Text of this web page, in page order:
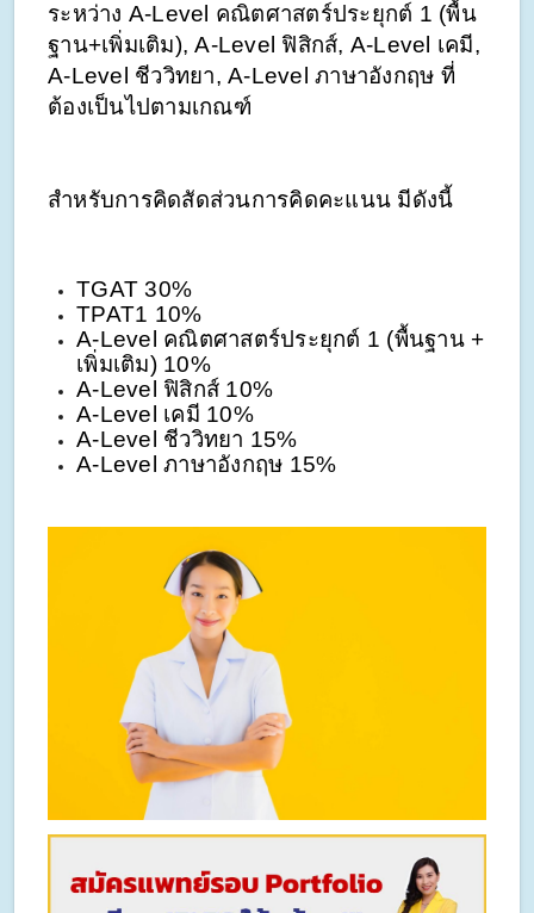
ระหว่าง A-Level คณิตศาสตร์ประยุกต์ 1 (พื้น
ฐาน+เพิ่มเติม), A-Level ฟิสิกส์, A-Level เคมี,
A-Level ชีววิทยา, A-Level ภาษาอังกฤษ ที่
ต้องเป็นไปตามเกณฑ์
สำหรับการคิดสัดส่วนการคิดคะแนน มีดังนี้
TGAT 30%
TPAT1 10%
A-Level คณิตศาสตร์ประยุกต์ 1 (พื้นฐาน +
เพิ่มเติม) 10%
A-Level ฟิสิกส์ 10%
A-Level เคมี 10%
A-Level ชีววิทยา 15%
A-Level ภาษาอังกฤษ 15%